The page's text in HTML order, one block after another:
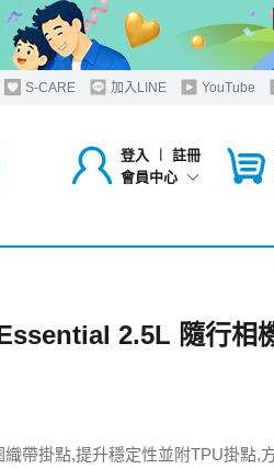
S-CARE 加入LINE YouTube
登入 ︱
註冊
會員中心
2.5L 隨行相
織帶掛點,提升穩定性並附TPU掛點,